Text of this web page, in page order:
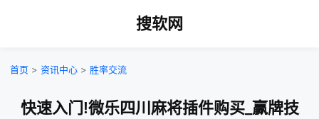
搜软网
首页 > 资讯中心 > 胜率交流
快速入门!微乐四川麻将插件购买_赢牌技